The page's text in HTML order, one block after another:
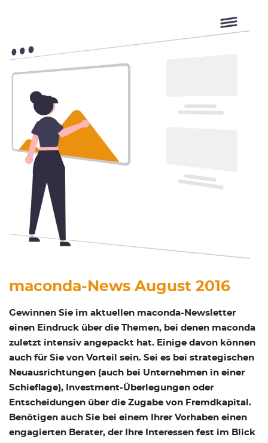
maconda-­News August 2016
Gewinnen Sie im aktuellen maconda-­Newsletter
einen Eindruck über die Themen, bei denen maconda
zuletzt intensiv angepackt hat. Einige davon können
auch für Sie von Vorteil sein. Sei es bei strategischen
Neuausrichtungen (auch bei Unternehmen in einer
Schieflage), Investment-Überlegungen oder
Entscheidungen über die Zugabe von Fremdkapital.
Benötigen auch Sie bei einem Ihrer Vorhaben einen
engagierten Berater, der Ihre Interessen fest im Blick